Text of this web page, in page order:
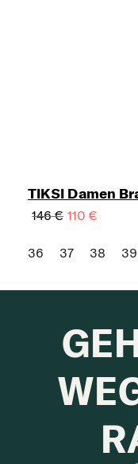
TIKSI Damen
146 € 110 €
36 37 38 39